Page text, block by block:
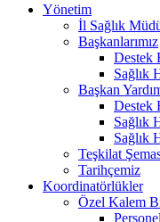
Yönetim
İl Sağlık
Başkanlarımız
Destek
Sağlık
Başkan
Destek
Sağlık
Sağlık
Teşkilat
Tarihçemiz
Koordinatörlükler
Özel Kalem